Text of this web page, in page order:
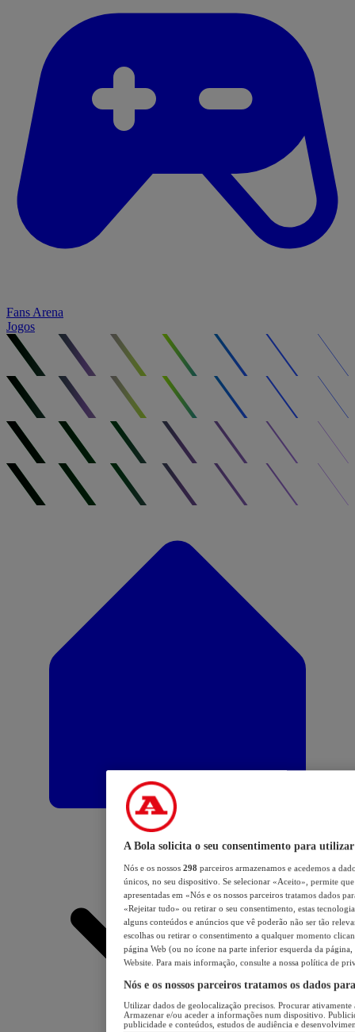
Fans Arena
Jogos
A Bola solicita o seu consentimento para utilizar
Nós e os nossos 298 parceiros armazenamos e acedemos a
únicos, no seu dispositivo. Se selecionar «Aceito», permite
apresentadas em «Nós e os nossos parceiros tratamos dados
«Rejeitar tudo» ou retirar o seu consentimento, estas
alguns conteúdos e anúncios que vê poderão não ser tão
escolhas ou retirar o consentimento a qualquer momento
página Web (ou no ícone na parte inferior esquerda da página,
Website. Para mais informação, consulte a nossa política de
Nós e os nossos parceiros tratamos os dados
Utilizar dados de geolocalização precisos. Procurar
Armazenar e/ou aceder a informações num dispositivo.
publicidade e conteúdos, estudos de audiência e